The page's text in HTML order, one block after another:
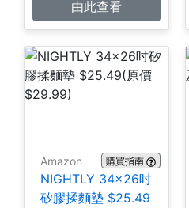
由此查看
Amazon 購買指南
NIGHTLY 34x26吋
矽膠揉麵墊 $25.49